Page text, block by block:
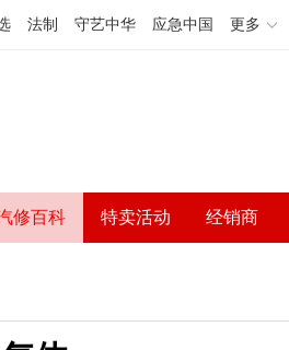
法制 守艺中华 应急中国 更多
修百科 特卖活动 经销商